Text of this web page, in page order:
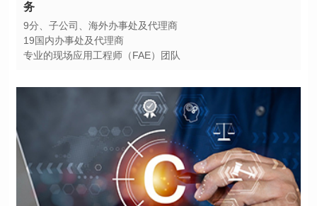
务
9分、子公司、海外办事处及代理商
19国内办事处及代理商
专业的现场应用工程师（FAE）团队